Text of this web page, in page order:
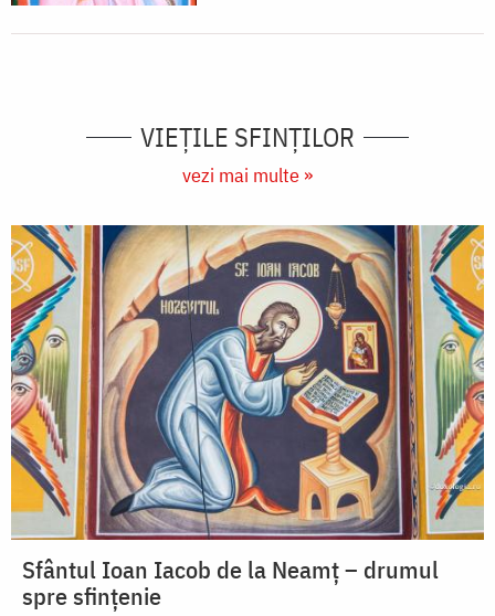
VIEŢILE SFINŢILOR
vezi mai multe »
Sfântul Ioan Iacob de la Neamț – drumul
spre sfințenie